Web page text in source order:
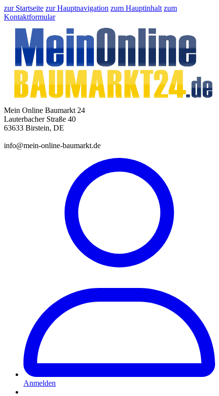
zur Startseite zur Hauptnavigation zum Hauptinhalt zum
Kontaktformular
Mein Online Baumarkt 24
Lauterbacher Straße 40
63633 Birstein, DE
info@mein-online-baumarkt.de
Anmelden